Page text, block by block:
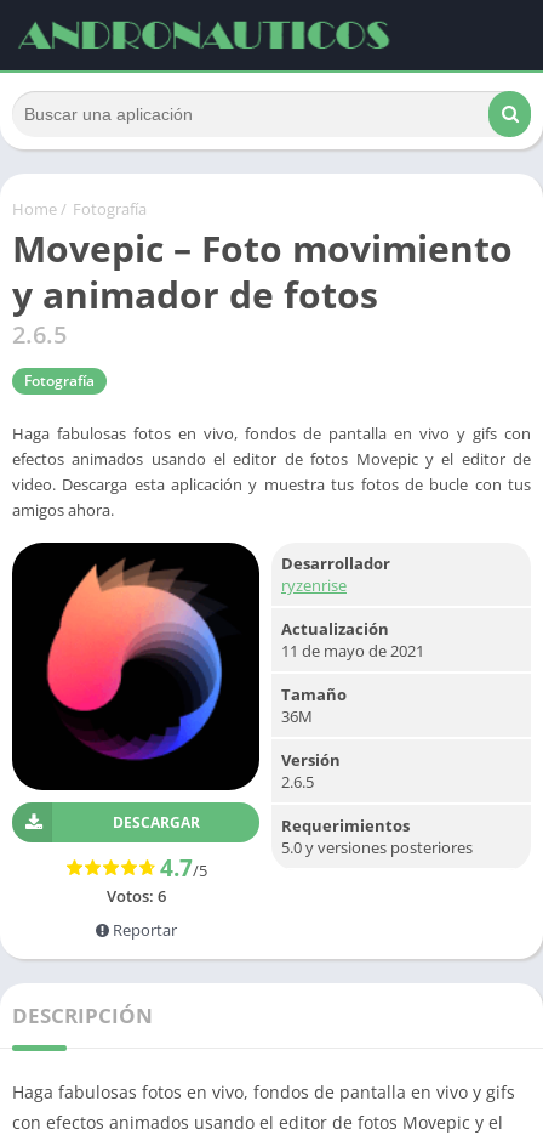
Home/ Fotografía
Movepic – Foto movimiento
y animador de fotos
2.6.5
Fotografía
Haga fabulosas fotos en vivo, fondos de pantalla en vivo y gifs con
efectos animados usando el editor de fotos Movepic y el editor de
video. Descarga esta aplicación y muestra tus fotos de bucle con tus
amigos ahora.
DESCARGAR
4.7/5
Votos: 6
Reportar
Desarrollador
ryzenrise
Actualización
11 de mayo de 2021
Tamaño
36M
Versión
2.6.5
Requerimientos
5.0 y versiones posteriores
DESCRIPCIÓN
Haga fabulosas fotos en vivo, fondos de pantalla en vivo y gifs
con efectos animados usando el editor de fotos Movepic y el